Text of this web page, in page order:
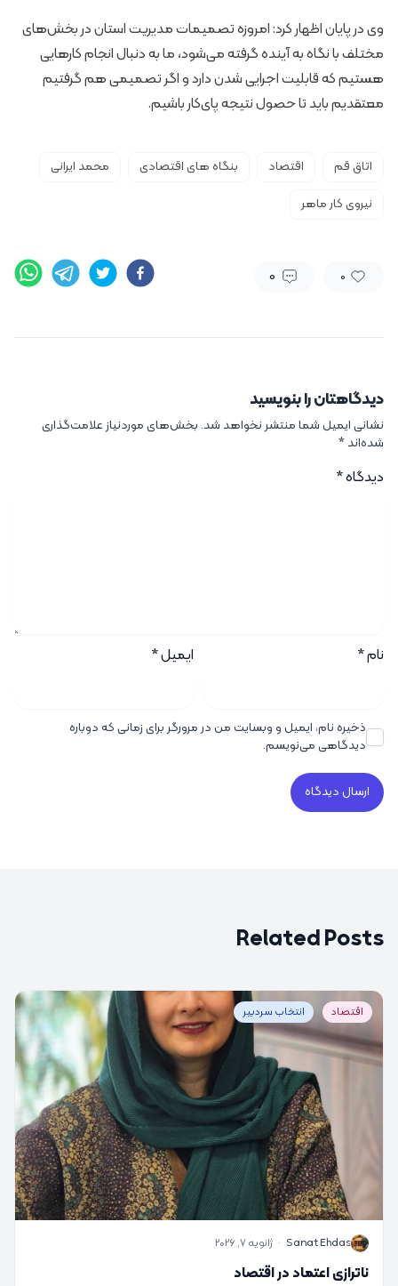
وی در پایان اظهار کرد: امروزه تصمیمات مدیریت استان در بخش‌های
مختلف با نگاه به آینده گرفته می‌شود، ما به دنبال انجام کارهایی
هستیم که قابلیت اجرایی شدن دارد و اگر تصمیمی هم گرفتیم
معتقدیم باید تا حصول نتیجه پای‌کار باشیم.
اتاق قم اقتصاد بنگاه های اقتصادی
محمد ایرانی
نیروی کار ماهر
0
0
دیدگاهتان را بنویسید
نشانی ایمیل شما منتشر نخواهد شد. بخش‌های موردنیاز علامت‌گذاری
شده‌اند*
دیدگاه*
نام* ایمیل*
ذخیره نام، ایمیل و وبسایت من در مرورگر برای زمانی که دوباره
دیدگاهی می‌نویسم.
Related Posts
اقتصاد انتخاب سردبیر
S
Sanat Ehdas
· ژانویه 7, 2026
ناترازی اعتماد در اقتصاد